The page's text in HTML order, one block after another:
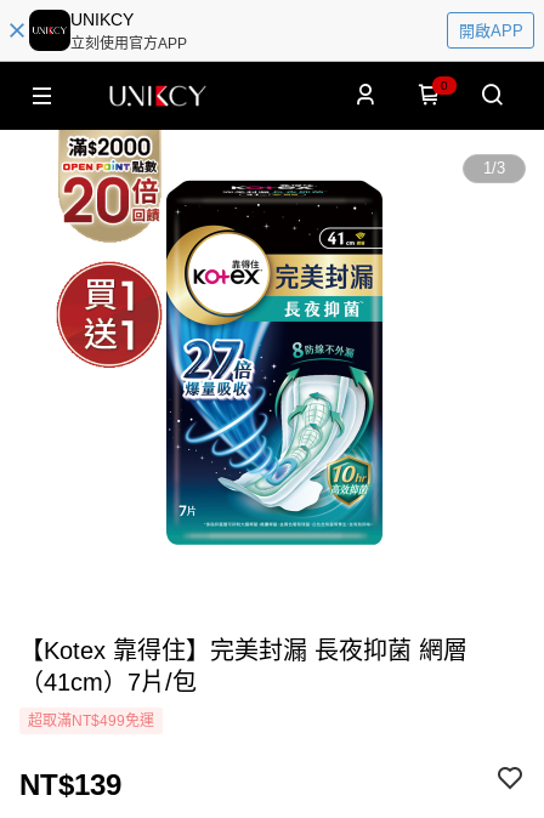
UNIKCY
立刻使用官方APP
開啟APP
0
1/3
【Kotex 靠得住】完美封漏 長夜抑菌 網層
（41cm）7片/包
超取滿NT$499免運
NT$139